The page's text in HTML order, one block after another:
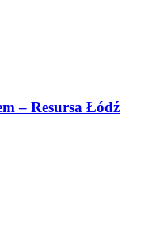
– Resursa Łódź